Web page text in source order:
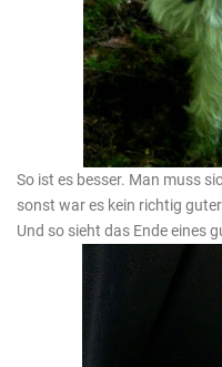
So ist es besser. Man muss
sonst war es kein richtig
Und so sieht das Ende eines